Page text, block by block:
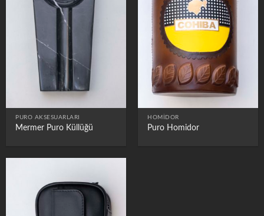
PURO AKSESUARLARI
Mermer Puro Küllüğü
HOMIDOR
Puro Homidor